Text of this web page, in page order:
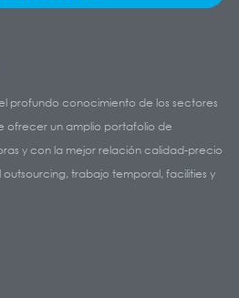
profundo conocimiento de los sectores
ofrecer un amplio portafolio de
y con la mejor relación calidad-precio
trabajo temporal, facilities y